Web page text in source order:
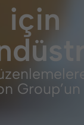
için
Group’un